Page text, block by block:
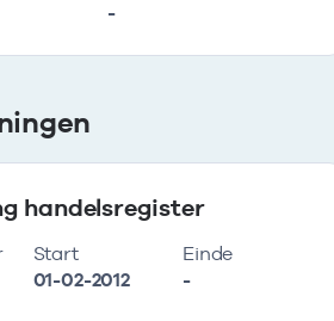
-
handelsregister
Start
01-02-2012
Einde
-